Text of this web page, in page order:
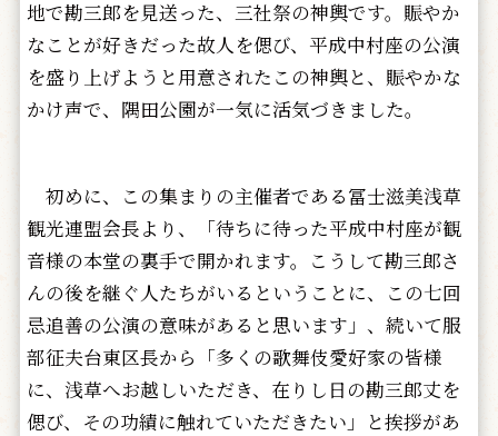
地で勘三郎を見送った、三社祭の神輿です。賑やか
なことが好きだった故人を偲び、平成中村座の公演
を盛り上げようと用意されたこの神輿と、賑やかな
かけ声で、隅田公園が一気に活気づきました。
初めに、この集まりの主催者である冨士滋美浅草
観光連盟会長より、「待ちに待った平成中村座が観
音様の本堂の裏手で開かれます。こうして勘三郎さ
んの後を継ぐ人たちがいるということに、この七回
忌追善の公演の意味があると思います」、続いて服
部征夫台東区長から「多くの歌舞伎愛好家の皆様
に、浅草へお越しいただき、在りし日の勘三郎丈を
偲び、その功績に触れていただきたい」と挨拶があ